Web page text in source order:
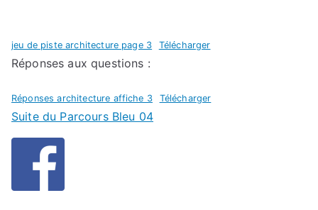
jeu de piste architecture page 3 Télécharger
Réponses aux questions :
Réponses architecture affiche 3 Télécharger
Suite du Parcours Bleu 04